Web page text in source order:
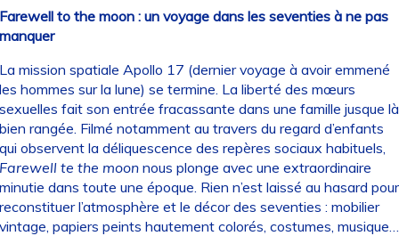
to the moon : un voyage dans les seventies à ne pas
mission spatiale Apollo 17 (dernier voyage à avoir emmené
hommes sur la lune) se termine. La liberté des mœurs
fait son entrée fracassante dans une famille jusque là
rangée. Filmé notamment au travers du regard d’enfants
observent la déliquescence des repères sociaux habituels,
te the moonnous plonge avec une extraordinaire
dans toute une époque. Rien n’est laissé au hasard pour
l’atmosphère et le décor des seventies : mobilier
papiers peints hautement colorés, costumes, musique…